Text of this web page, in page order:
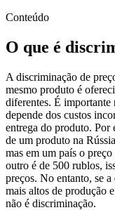
Conteúdo
O que é
A discriminação de
mesmo produto é
diferentes. É importante
depende dos custos
entrega do produto. Por
de um produto na
mas em um país o
outro é de 500 rublos,
preços. No entanto, se
mais altos de produção
não é discriminação.